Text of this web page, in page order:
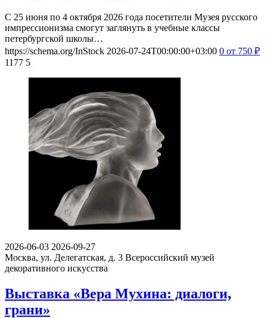
С 25 июня по 4 октября 2026 года посетители Музея русского
импрессионизма смогут заглянуть в учебные классы
петербургской школы…
https://schema.org/InStock 2026-07-24T00:00:00+03:00 0 от 750 ₽
1177 5
2026-06-03 2026-09-27
Москва, ул. Делегатская, д. 3 Всероссийский музей
декоративного искусства
Выставка «Вера Мухина: диалоги,
грани»